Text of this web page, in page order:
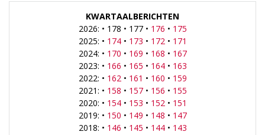
KWARTAALBERICHTEN
2026: • 178 • 177 • 176 • 175
2025: • 174• 173 • 172• 171
2024: • 170 • 169 • 168 • 167
2023: • 166 • 165 • 164• 163
2022: • 162• 161 • 160 • 159
2021: • 158 • 157• 156 • 155
2020: • 154• 153 • 152• 151
2019: • 150 • 149 • 148 • 147
2018: • 146 • 145 • 144• 143